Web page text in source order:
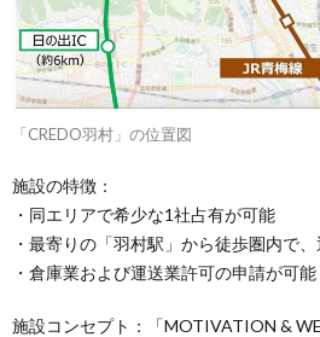
「CREDO羽村」の位置図
施設の特徴：
・同エリアで希少な1社占有が可能
・最寄りの「羽村駅」から徒歩圏内で
・倉庫業および運送業許可の申請が可能
施設コンセプト：「MOTIVATION &